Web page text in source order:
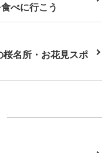
べに行こう
名所・お花見スポ